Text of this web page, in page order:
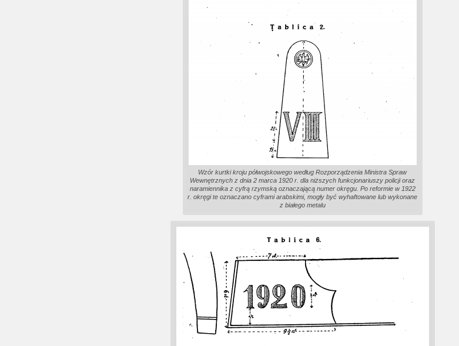
Wzór kurtki kroju półwojskowego według Rozporządzenia Ministra Spraw
Wewnętrznych z dnia 2 marca 1920 r. dla niższych funkcjonariuszy policji oraz
naramiennika z cyfrą rzymską oznaczającą numer okręgu. Po reformie w 1922
r. okręgi te oznaczano cyframi arabskimi, mogły być wyhaftowane lub wykonane
z białego metalu